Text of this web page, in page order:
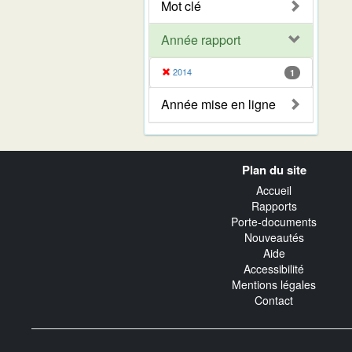
Mot clé
Année rapport
2014 1
Année mise en ligne
Plan du site
Accueil
Rapports
Porte-documents
Nouveautés
Aide
Accessibilité
Mentions légales
Contact